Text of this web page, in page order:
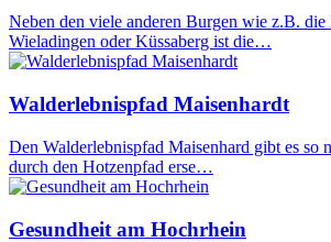
Neben den viele anderen Burgen wie z.B.
Wieladingen oder Küssaberg ist die…
Walderlebnispfad Maisenhardt
Den Walderlebnispfad Maisenhard gibt es so
durch den Hotzenpfad erse…
Gesundheit am Hochrhein